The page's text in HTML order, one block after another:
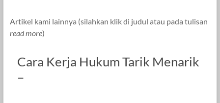
Artikel kami lainnya (silahkan klik di judul atau pada tulisan
read more)
Cara Kerja Hukum Tarik Menarik
–